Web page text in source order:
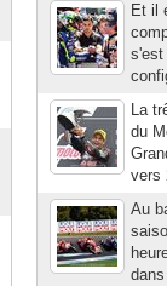
Et il
s'est
La
du
vers
Au